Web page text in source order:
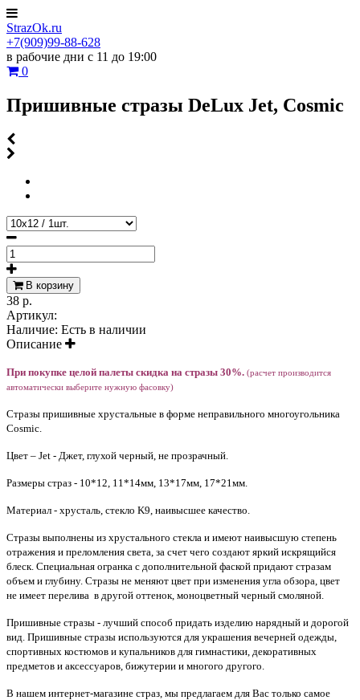
StrazOk.ru
+7(909)99-88-628
в рабочие дни с 11 до 19:00
0
Пришивные стразы DeLux Jet, Cosmic
В корзину
38 р.
Артикул:
Наличие: Есть в наличии
Описание
При покупке целой палеты скидка на стразы 30%. (расчет производится
автоматически выберите нужную фасовку)
Стразы пришивные хрустальные в форме неправильного многоугольника
Cosmic.
Цвет – Jet - Джет, глухой черный, не прозрачный.
Размеры страз - 10*12, 11*14мм, 13*17мм, 17*21мм.
Материал - хрусталь, стекло K9, наивысшее качество.
Стразы выполнены из хрустального стекла и имеют наивысшую степень
отражения и преломления света, за счет чего создают яркий искрящийся
блеск. Специальная огранка с дополнительной фаской придают стразам
объем и глубину. Стразы не меняют цвет при изменения угла обзора, цвет
не имеет перелива в другой оттенок, моноцветный черный смоляной.
Пришивные стразы - лучший способ придать изделию нарядный и дорогой
вид. Пришивные стразы используются для украшения вечерней одежды,
спортивных костюмов и купальников для гимнастики, декоративных
предметов и аксессуаров, бижутерии и многого другого.
В нашем интернет-магазине страз, мы предлагаем для Вас только самое